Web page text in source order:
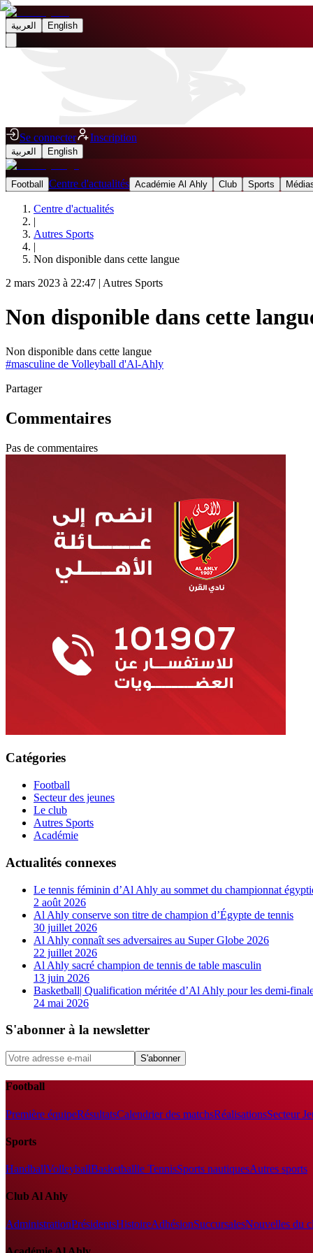
العربية English
Se connecter Inscription
العربية English
Football Centre d'actualités Académie Al Ahly Club Sports
Centre d'actualités
|
Autres Sports
|
Non disponible dans cette langue
2 mars 2023 à 22:47 | Autres Sports
Non disponible dans cette
Non disponible dans cette langue
#masculine de Volleyball d'Al-Ahly
Partager
Commentaires
Pas de commentaires
Catégories
Football
Secteur des jeunes
Le club
Autres Sports
Académie
Actualités connexes
Le tennis féminin d’Al Ahly au sommet du championnat
2 août 2026
Al Ahly conserve son titre de champion d’Égypte de tennis
30 juillet 2026
Al Ahly connaît ses adversaires au Super Globe 2026
22 juillet 2026
Al Ahly sacré champion de tennis de table masculin
13 juin 2026
Basketball| Qualification méritée d’Al Ahly pour les demi-
24 mai 2026
S'abonner à la newsletter
S'abonner
Football
Première équipeRésultatsCalendrier des matchsRéalisationsSecteur
Sports
HandballVolleyballBasketballle TennisSports nautiquesAutres sports
Club Al Ahly
AdministrationPrésidentsHistoireAdhésionSuccursalesNouvelles du